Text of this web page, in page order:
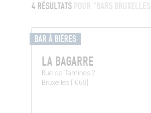
4 RÉSULTATS POUR "BARS
BAR À BIÈRES
LA BAGARRE
Rue de Tamines 2
Bruxelles (1060)